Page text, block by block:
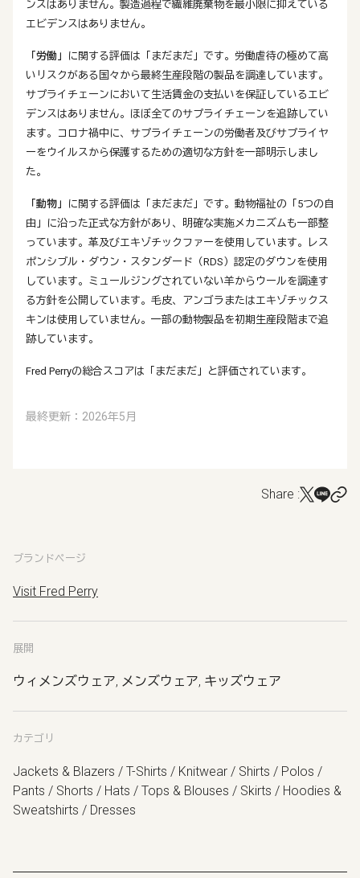
ンスはありません。製造過程で繊維廃棄物を最小限に抑えている
エビデンスはありません。
「労働」
に関する評価は「まだまだ」です。労働虐待の極めて高
いリスクがある国々から最終生産段階の製品を調達しています。
サプライチェーンにおいて生活賃金の支払いを保証しているエビ
デンスはありません。ほぼ全てのサプライチェーンを追跡してい
ます。コロナ禍中に、サプライチェーンの労働者及びサプライヤ
ーをウイルスから保護するための適切な方針を一部明示しまし
た。
「動物」
に関する評価は「まだまだ」です。動物福祉の「5つの自
由」に沿った正式な方針があり、明確な実施メカニズムも一部整
っています。革及びエキゾチックファーを使用しています。レス
ポンシブル・ダウン・スタンダード（RDS）認定のダウンを使用
しています。ミュールジングされていない羊からウールを調達す
る方針を公開しています。毛皮、アンゴラまたはエキゾチックス
キンは使用していません。一部の動物製品を初期生産段階まで追
跡しています。
Fred Perryの総合スコアは「まだまだ」と評価されています。
最終更新：2026年5月
Share :
ブランドページ
Visit Fred Perry
展開
ウィメンズウェア, メンズウェア, キッズウェア
カテゴリ
Jackets & Blazers / T-Shirts / Knitwear / Shirts / Polos /
Pants / Shorts / Hats / Tops & Blouses / Skirts / Hoodies &
Sweatshirts / Dresses